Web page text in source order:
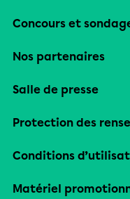
Concours et
Nos partenaires
Salle de presse
Protection des
Conditions
Matériel